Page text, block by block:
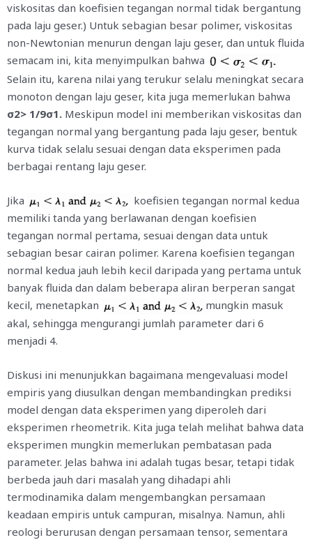
viskositas dan koefisien tegangan normal tidak bergantung
pada laju geser.) Untuk sebagian besar polimer, viskositas
non-Newtonian menurun dengan laju geser, dan untuk fluida
semacam ini, kita menyimpulkan bahwa
Selain itu, karena nilai yang terukur selalu meningkat secara
monoton dengan laju geser, kita juga memerlukan bahwa
σ2> 1/9σ1. Meskipun model ini memberikan viskositas dan
tegangan normal yang bergantung pada laju geser, bentuk
kurva tidak selalu sesuai dengan data eksperimen pada
berbagai rentang laju geser.
Jika
koefisien tegangan normal kedua
memiliki tanda yang berlawanan dengan koefisien
tegangan normal pertama, sesuai dengan data untuk
sebagian besar cairan polimer. Karena koefisien tegangan
normal kedua jauh lebih kecil daripada yang pertama untuk
banyak fluida dan dalam beberapa aliran berperan sangat
kecil, menetapkan
mungkin masuk
akal, sehingga mengurangi jumlah parameter dari 6
menjadi 4.
Diskusi ini menunjukkan bagaimana mengevaluasi model
empiris yang diusulkan dengan membandingkan prediksi
model dengan data eksperimen yang diperoleh dari
eksperimen rheometrik. Kita juga telah melihat bahwa data
eksperimen mungkin memerlukan pembatasan pada
parameter. Jelas bahwa ini adalah tugas besar, tetapi tidak
berbeda jauh dari masalah yang dihadapi ahli
termodinamika dalam mengembangkan persamaan
keadaan empiris untuk campuran, misalnya. Namun, ahli
reologi berurusan dengan persamaan tensor, sementara